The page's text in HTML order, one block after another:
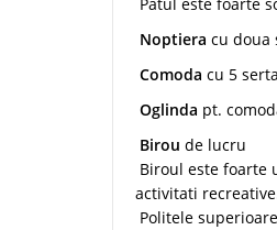
Noptiera cu doua
Comoda cu 5
Oglinda pt.
Birou de lucru
Biroul este foarte
activitati
Politele